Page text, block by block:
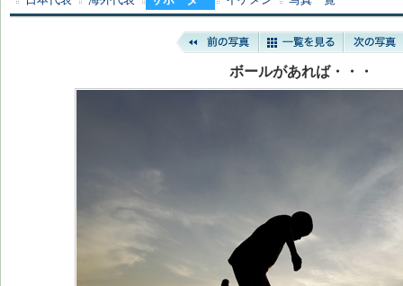
ボールがあれば・・・